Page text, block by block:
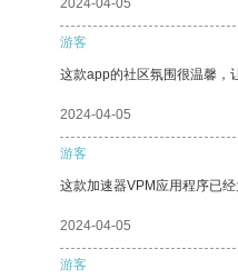
2024-04-05
游客
这款app的社区氛围很温馨，
2024-04-05
游客
这款加速器VPM应用程序已
2024-04-05
游客